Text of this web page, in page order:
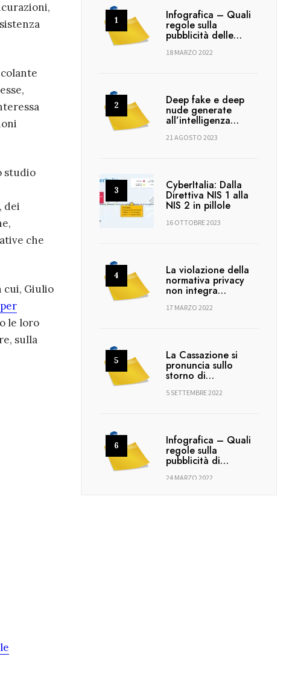
studio
dei
che
cui, Giulio
le loro
sulla
Infografica – Quali
regole sulla
pubblicità delle…
18 MARZO 2022
Deep fake e deep
nude generate
all’intelligenza…
21 AGOSTO 2023
CyberItalia: Dalla
Direttiva NIS 1 alla
NIS 2 in pillole
16 OTTOBRE 2023
La violazione della
normativa privacy
non integra…
17 MARZO 2022
La Cassazione si
pronuncia sullo
storno di…
5 SETTEMBRE 2022
Infografica – Quali
regole sulla
pubblicità di…
24 MARZO 2022